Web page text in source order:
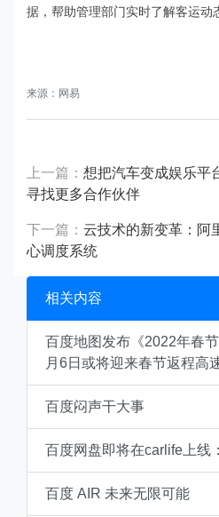
据，帮助管理部门实时了解客运动
来源：网易
上一篇： 想把汽车变成娱乐平
寻找更多合作伙伴
下一篇： 云技术的新变革：阿
心调度系统
相关内容
百度地图发布《2022年春
月6日或将迎来春节返程高
百度闷声干大事
百度网盘即将在carlife上线
百度 AIR 未来无限可能